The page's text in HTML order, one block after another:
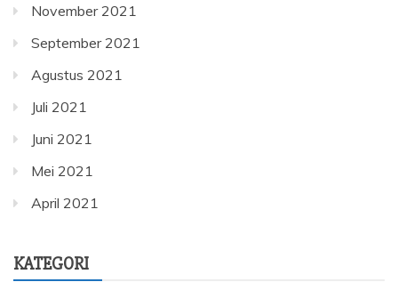
November 2021
September 2021
Agustus 2021
Juli 2021
Juni 2021
Mei 2021
April 2021
KATEGORI